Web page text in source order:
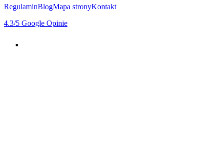
RegulaminBlogMapa stronyKontakt
4.3/5 Google Opinie